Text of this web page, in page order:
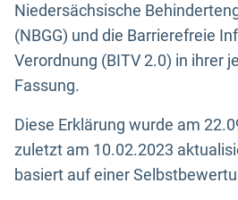
Niedersächsische
(NBGG) und die Barrierefreie
Verordnung (BITV 2.0) in ihrer
Fassung.
Diese Erklärung wurde am
zuletzt am 10.02.2023
basiert auf einer